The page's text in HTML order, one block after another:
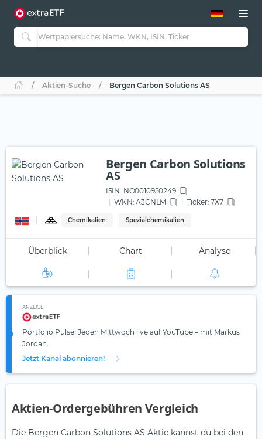
ETF-Guide 2.0
Guide Aktive ETFs
ETF-Sparpläne
Aktien-Suche Bergen Carbon Solutions AS
Bergen Carbon Solutions
AS
ISIN: NO0010950249
WKN: A3CNLM Ticker: 7X7
Chemikalien Spezialchemikalien
Überblick Chart Analyse
ANZEIGE
Portfolio Pulse: Jeden Mittwoch live auf YouTube – mit Markus
Jordan.
Jetzt Kanal abonnieren!
Aktien-Ordergebühren Vergleich
Die Bergen Carbon Solutions AS Aktie kannst du bei den